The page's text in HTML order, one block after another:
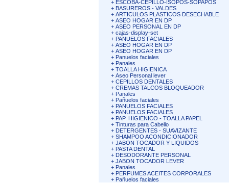
+ ESCOBA-CEPILLO-ISOPOS-SOPAPOS
+ BASUREROS - VALDES
+ ARTICULOS PLASTICOS DESECHABLE
+ ASEO HOGAR EN DP
+ ASEO PERSONAL EN DP
+ cajas-display-set
+ PANUELOS FACIALES
+ ASEO HOGAR EN DP
+ ASEO HOGAR EN DP
+ Panuelos faciales
+ Panales
+ TOALLA HIGIENICA
+ Aseo Personal lever
+ CEPILLOS DENTALES
+ CREMAS TALCOS BLOQUEADOR
+ Panales
+ Pañuelos faciales
+ PANUELOS FACIALES
+ PANUELOS FACIALES
+ PAP. HIGIENICO - TOALLA PAPEL
+ Tinturas para Cabello
+ DETERGENTES - SUAVIZANTE
+ SHAMPOO ACONDICIONADOR
+ JABON TOCADOR Y LIQUIDOS
+ PASTA DENTAL
+ DESODORANTE PERSONAL
+ JABON TOCADOR LEVER
+ Panales
+ PERFUMES ACEITES CORPORALES
+ Pañuelos faciales